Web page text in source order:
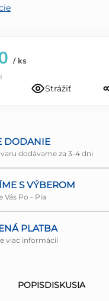
/ ks
Strážiť
DODANIE
dodávame za 3-4 dni
S VÝBEROM
Vás Po - Pia
PLATBA
viac informácií
POPISDISKUSIA